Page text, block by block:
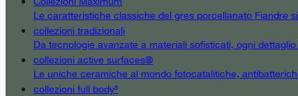
Le caratteristiche classiche del gres porcellanato Fiandre
collezioni tradizionali
Da tecnologie avanzate a materiali sofisticati, ogni
collezioni active surfaces®
Le uniche ceramiche al mondo fotocatalitiche,
collezioni full body³